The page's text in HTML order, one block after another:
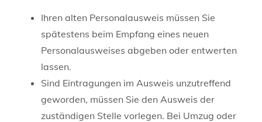
Ihren alten Personalausweis müssen Sie
spätestens beim Empfang eines neuen
Personalausweises abgeben oder entwerten
lassen.
Sind Eintragungen im Ausweis unzutreffend
geworden, müssen Sie den Ausweis der
zuständigen Stelle vorlegen. Bei Umzug oder